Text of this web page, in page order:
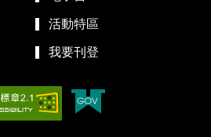
活動特區
我要刊登